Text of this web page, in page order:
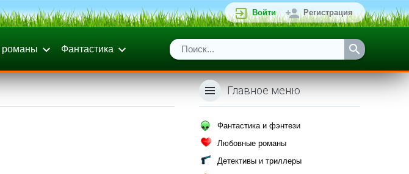
Войти Регистрация
Фантастика
Главное меню
Фантастика и фэнтези
Любовные романы
Детективы и триллеры